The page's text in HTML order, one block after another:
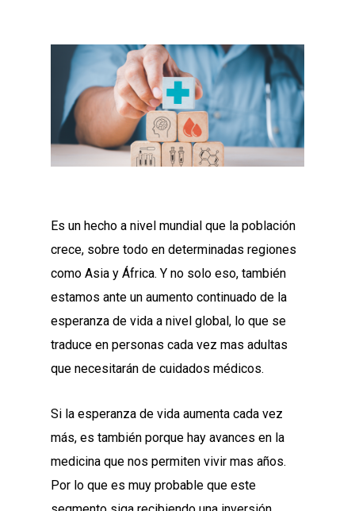
Es un hecho a nivel mundial que la población
crece, sobre todo en determinadas regiones
como Asia y África. Y no solo eso, también
estamos ante un aumento continuado de la
esperanza de vida a nivel global, lo que se
traduce en personas cada vez mas adultas
que necesitarán de cuidados médicos.
Si la esperanza de vida aumenta cada vez
más, es también porque hay avances en la
medicina que nos permiten vivir mas años.
Por lo que es muy probable que este